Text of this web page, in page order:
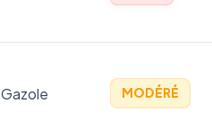
Gazole MODÉRÉ